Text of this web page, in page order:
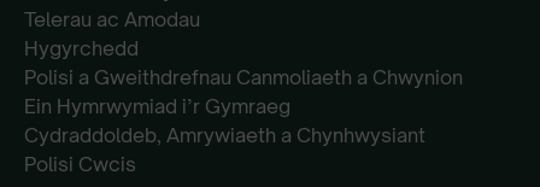
Telerau ac Amodau
Hygyrchedd
Polisi a Gweithdrefnau Canmoliaeth a Chwynion
Ein Hymrwymiad i’r Gymraeg
Cydraddoldeb, Amrywiaeth a Chynhwysiant
Polisi Cwcis